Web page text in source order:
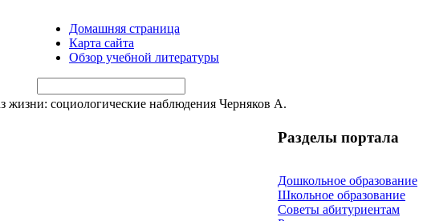
Домашняя страница
Карта сайта
Обзор учебной литературы
жизни: социологические наблюдения Черняков А.
Разделы портала
Дошкольное образование
Школьное образование
Советы абитуриентам